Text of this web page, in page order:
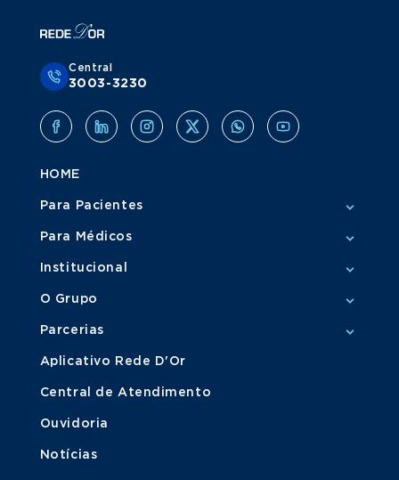
Central
3003-3230
HOME
Para Pacientes
Para Médicos
Institucional
O Grupo
Parcerias
Aplicativo Rede D'Or
Central de Atendimento
Ouvidoria
Notícias